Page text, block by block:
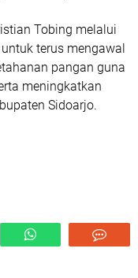
Tobing melalui
terus mengawal
pangan guna
meningkatkan
Sidoarjo.